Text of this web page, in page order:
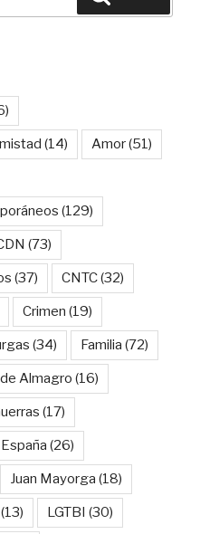
(14) Amor(51)
(129)
(73)
(37) CNTC(32)
Crimen (19)
(34) Familia (72)
Almagro (16)
(17)
(26)
Juan Mayorga (18)
(13) LGTBI (30)